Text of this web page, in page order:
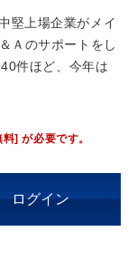
堅上場企業がメイ
Ａのサポートをし
件ほど、今年は
] が必要です。
ログイン